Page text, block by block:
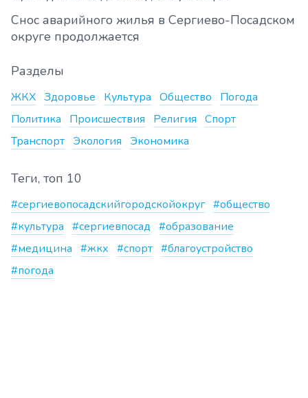
Снос аварийного жилья в Сергиево-Посадском
округе продолжается
Разделы
ЖКХ Здоровье Культура Общество
Погода
Политика
Происшествия Религия Спорт
Транспорт Экология Экономика
Теги, топ 10
#сергиевопосадскийгородскойокруг #общество
#культура #сергиевпосад #образование
#медицина #жкх #спорт #благоустройство
#погода